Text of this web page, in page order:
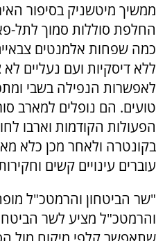
ממשיך מיטשניק בסיפור
החלפת סוללות סמוך לתל-
כמה שפחות אלמנטים
ללא דיסקיות ועם נעליים
לאפשרות הנפילה בשבי
טועים. הם נופלים למארב
הפעולות הקודמות וארבו
בקונטרה ולאחר מכן כלא
עוברים עינויים קשים
"שר הביטחון והרמטכ"ל
והרמטכ"ל מציע לשר